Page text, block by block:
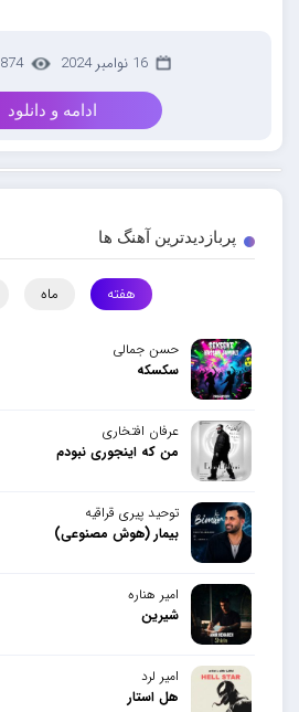
16 نوامبر 2024 874 دانلود
ادامه و دانلود
پربازدیدترین آهنگ ها
هفته ماه
حسن جمالی
سکسکه
عرفان افتخاری
من که اینجوری نبودم
توحید پیری قراقیه
بیمار (هوش مصنوعی)
امیر هناره
شیرین
امیر لرد
هل استار